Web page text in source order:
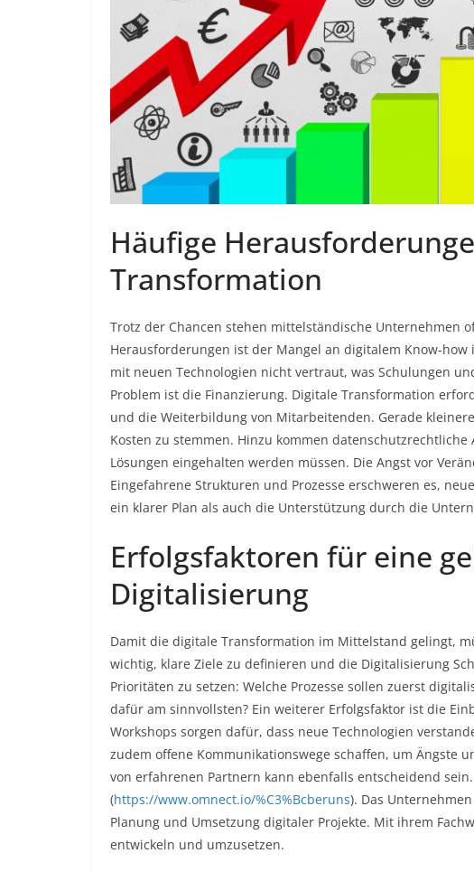
Häufige
Transformation
Trotz der Chancen stehen mittelständische Unternehmen
Herausforderungen ist der Mangel an digitalem Know-
mit neuen Technologien nicht vertraut, was Schulungen
Problem ist die Finanzierung. Digitale Transformation
und die Weiterbildung von Mitarbeitenden. Gerade
Kosten zu stemmen. Hinzu kommen
Lösungen eingehalten werden müssen. Die Angst vor
Eingefahrene Strukturen und Prozesse erschweren es,
ein klarer Plan als auch die Unterstützung durch die
Erfolgsfaktoren für eine
Digitalisierung
Damit die digitale Transformation im Mittelstand gelingt,
wichtig, klare Ziele zu definieren und die Digitalisierung
Prioritäten zu setzen: Welche Prozesse sollen zuerst
dafür am sinnvollsten? Ein weiterer Erfolgsfaktor ist die
Workshops sorgen dafür, dass neue Technologien
zudem offene Kommunikationswege schaffen, um Ängste
von erfahrenen Partnern kann ebenfalls entscheidend
(https://www.omnect.io/%C3%Bcberuns). Das
Planung und Umsetzung digitaler Projekte. Mit ihrem
entwickeln und umzusetzen.